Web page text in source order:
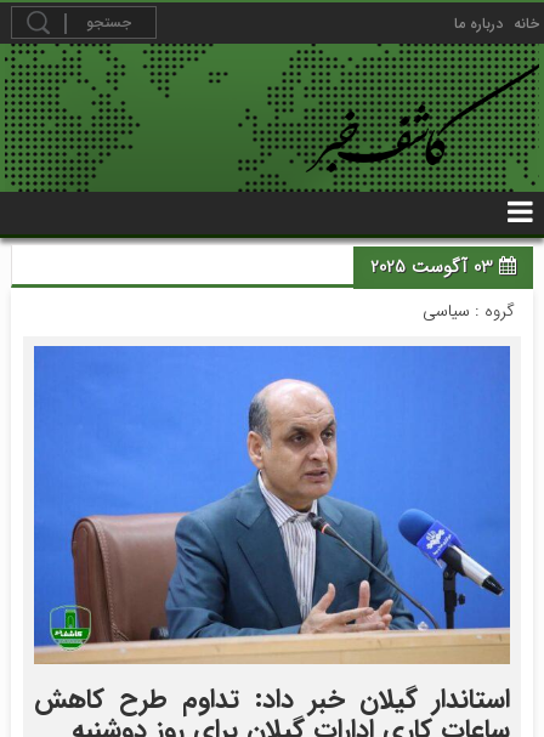
خانه درباره ما
03 آگوست 2025
گروه : سیاسی
استاندار گیلان خبر داد: تداوم طرح کاهش